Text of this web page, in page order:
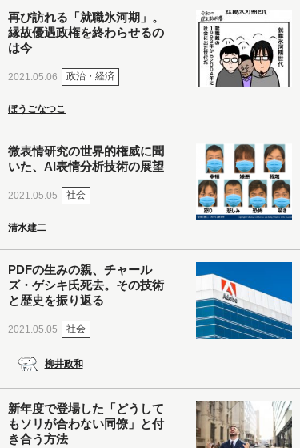
再び訪れる「就職氷河期」。
縁故優遇政権を終わらせるの
は今
2021.05.06 政治・経済
ぼうごなつこ
微表情研究の世界的権威に聞
いた、AI表情分析技術の展望
2021.05.05 社会
清水建二
PDFの生みの親、チャール
ズ・ゲシキ氏死去。その技術
と歴史を振り返る
2021.05.05 社会
柳井政和
新年度で登場した「どうして
もソリが合わない同僚」と付
き合う方法